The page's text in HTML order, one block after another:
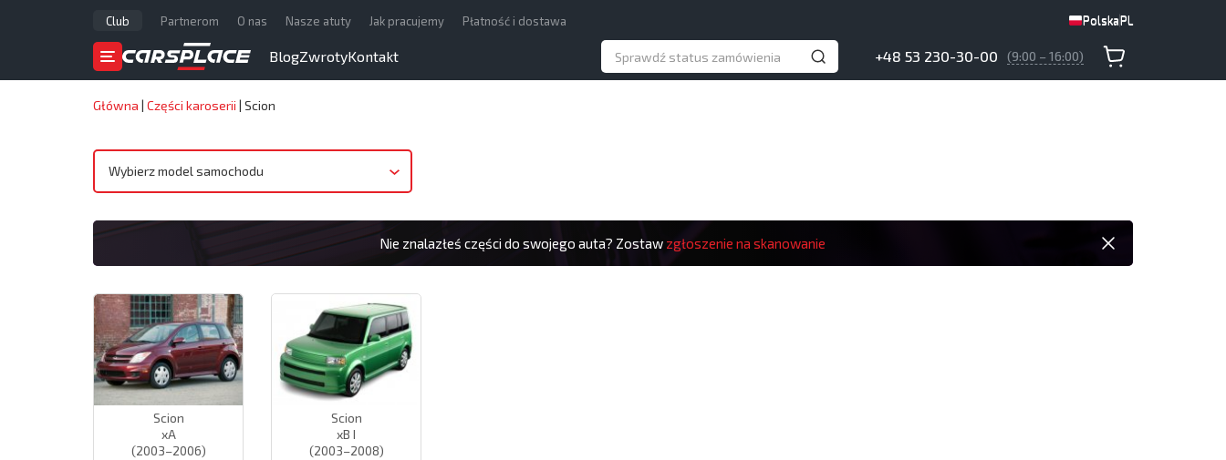
Club Partnerom O nas Nasze atuty Jak pracujemy Płatność i dostawa PolskaPL
BlogZwrotyKontakt +48 53 230-30-00 (9:00 – 16:00)
PolskaPL
Główna | Części karoserii | Scion
Wybierz model samochodu
Nie znalazłeś części do swojego auta? Zostaw zgłoszenie na skanowanie
Scion
xA
(2003–2006)
Scion
xB I
(2003–2008)